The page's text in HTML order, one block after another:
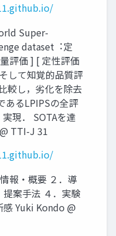
Super-
dataset︓定
評価 ] [ 定性評価
して知覚的品質評
較し，劣化を除去
あるLPIPSの全評
現． SOTAを達
TTI-J 31
報・概要 ２．導
案⼿法 ４．実験
Yuki Kondo @